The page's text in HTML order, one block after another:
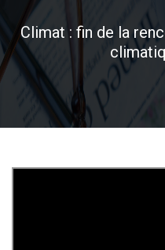
Climat : fin de la